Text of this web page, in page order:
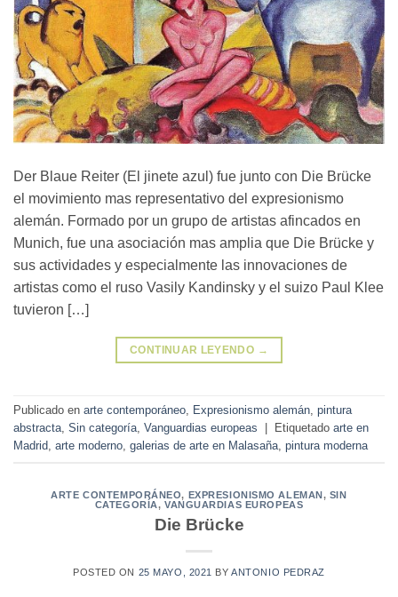
Der Blaue Reiter (El jinete azul) fue junto con Die Brücke
el movimiento mas representativo del expresionismo
alemán. Formado por un grupo de artistas afincados en
Munich, fue una asociación mas amplia que Die Brücke y
sus actividades y especialmente las innovaciones de
artistas como el ruso Vasily Kandinsky y el suizo Paul Klee
tuvieron […]
CONTINUAR LEYENDO →
Publicado en arte contemporáneo, Expresionismo alemán, pintura
abstracta, Sin categoría, Vanguardias europeas Etiquetado arte en
Madrid, arte moderno, galerias de arte en Malasaña, pintura moderna
ARTE CONTEMPORÁNEO, EXPRESIONISMO ALEMAN, SIN
CATEGORÍA, VANGUARDIAS EUROPEAS
Die Brücke
POSTED ON 25 MAYO, 2021 BYANTONIO PEDRAZ